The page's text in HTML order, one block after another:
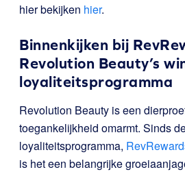
hier bekijken hier.
Binnenkijken bij
Revolution Beauty’s
loyaliteitsprogramma
Revolution Beauty is een
toegankelijkheid omarmt. Sinds
loyaliteitsprogramma,
is het een belangrijke